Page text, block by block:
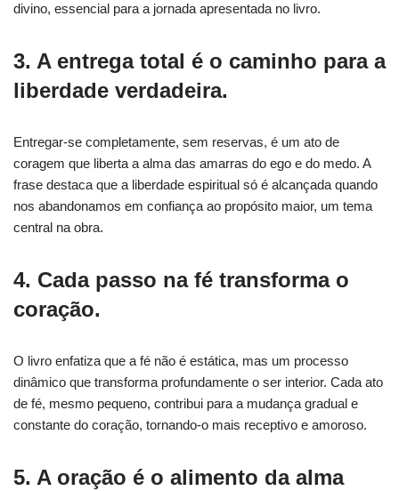
divino, essencial para a jornada apresentada no livro.
3. A entrega total é o caminho para a
liberdade verdadeira.
Entregar-se completamente, sem reservas, é um ato de
coragem que liberta a alma das amarras do ego e do medo. A
frase destaca que a liberdade espiritual só é alcançada quando
nos abandonamos em confiança ao propósito maior, um tema
central na obra.
4. Cada passo na fé transforma o
coração.
O livro enfatiza que a fé não é estática, mas um processo
dinâmico que transforma profundamente o ser interior. Cada ato
de fé, mesmo pequeno, contribui para a mudança gradual e
constante do coração, tornando-o mais receptivo e amoroso.
5. A oração é o alimento da alma